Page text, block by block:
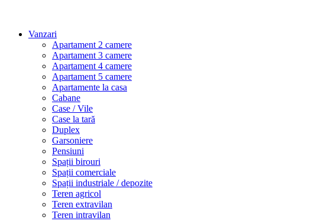
Vanzari
Apartament 2 camere
Apartament 3 camere
Apartament 4 camere
Apartament 5 camere
Apartamente la casa
Cabane
Case / Vile
Case la tară
Duplex
Garsoniere
Pensiuni
Spații birouri
Spații comerciale
Spații industriale / depozite
Teren agricol
Teren extravilan
Teren intravilan